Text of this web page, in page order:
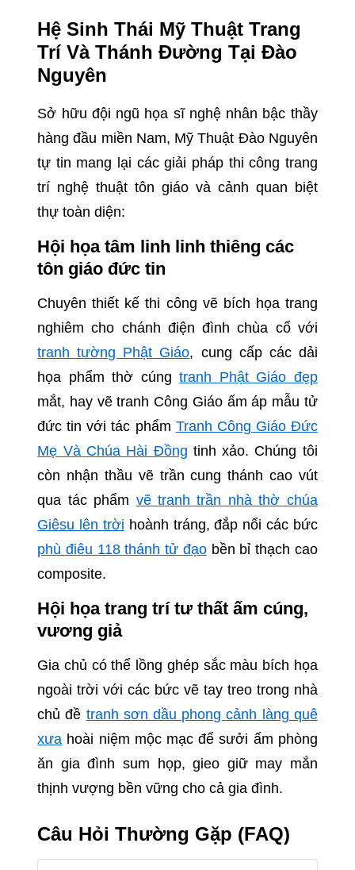
Hệ Sinh Thái Mỹ Thuật Trang
Trí Và Thánh Đường Tại Đào
Nguyên
Sở hữu đội ngũ họa sĩ nghệ nhân bậc thầy
hàng đầu miền Nam, Mỹ Thuật Đào Nguyên
tự tin mang lại các giải pháp thi công trang
trí nghệ thuật tôn giáo và cảnh quan biệt
thự toàn diện:
Hội họa tâm linh linh thiêng các
tôn giáo đức tin
Chuyên thiết kế thi công vẽ bích họa trang
nghiêm cho chánh điện đình chùa cổ với
tranh tường Phật Giáo, cung cấp các dải
họa phẩm thờ cúngtranh Phật Giáo đẹp
mắt, hay vẽ tranh Công Giáo ấm áp mẫu tử
đức tin với tác phẩm Tranh Công Giáo Đức
Mẹ Và Chúa Hài Đồng tinh xảo. Chúng tôi
còn nhận thầu vẽ trần cung thánh cao vút
qua tác phẩm vẽ tranh trần nhà thờ chúa
Giêsu lên trời hoành tráng, đắp nổi các bức
phù điêu 118 thánh tử đạobền bỉ thạch cao
composite.
Hội họa trang trí tư thất ấm cúng,
vương giả
Gia chủ có thể lồng ghép sắc màu bích họa
ngoài trời với các bức vẽ tay treo trong nhà
chủ đề tranh sơn dầu phong cảnh làng quê
xưa hoài niệm mộc mạc để sưởi ấm phòng
ăn gia đình sum họp, gieo giữ may mắn
thịnh vượng bền vững cho cả gia đình.
Câu Hỏi Thường Gặp (FAQ)